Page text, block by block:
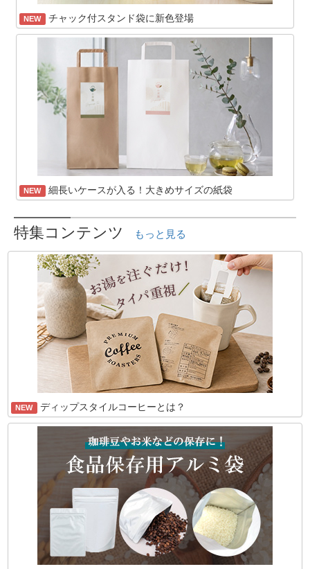
NEW チャック付スタンド袋に新色登場
NEW 細長いケースが入る！大きめサイズの紙袋
特集コンテンツ もっと見る
NEW ディップスタイルコーヒーとは？